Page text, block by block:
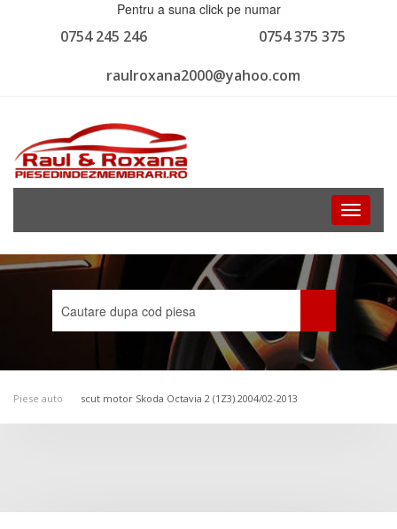
Pentru a suna click pe numar
0754 375 375
0754 245 246
raulroxana2000@yahoo.com
Toggle
Piese auto scut motor Skoda Octavia 2 (1Z3) 2004/02-2013